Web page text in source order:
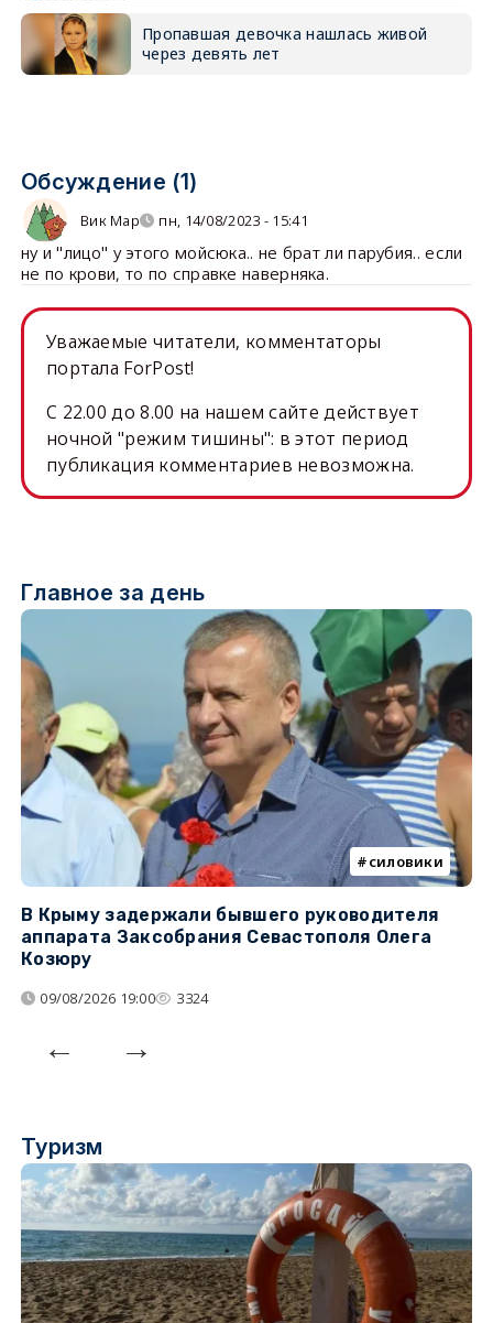
Пропавшая девочка нашлась живой
через девять лет
Обсуждение (1)
Вик Мар пн, 14/08/2023 - 15:41
ну и "лицо" у этого мойсюка.. не брат ли парубия.. если
не по крови, то по справке наверняка.
Уважаемые читатели, комментаторы
портала ForPost!
C 22.00 до 8.00 на нашем сайте действует
ночной "режим тишины": в этот период
публикация комментариев невозможна.
Главное за день
силовики
В Крыму задержали бывшего руководителя
аппарата Заксобрания Севастополя Олега
Козюру
09/08/2026 19:00 3324
Туризм